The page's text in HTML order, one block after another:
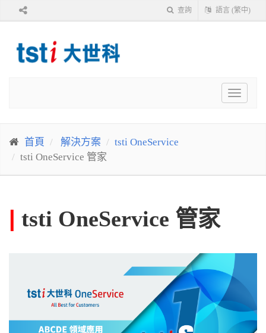
查詢 語言 (繁中)
Toggle
首頁 解決方案
tsti OneService
tsti OneService 管家
| tsti OneService 管家